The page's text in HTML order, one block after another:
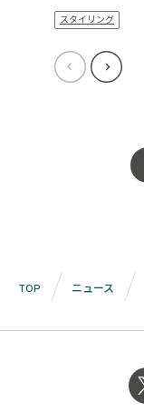
スタイリング
TOP ニュース